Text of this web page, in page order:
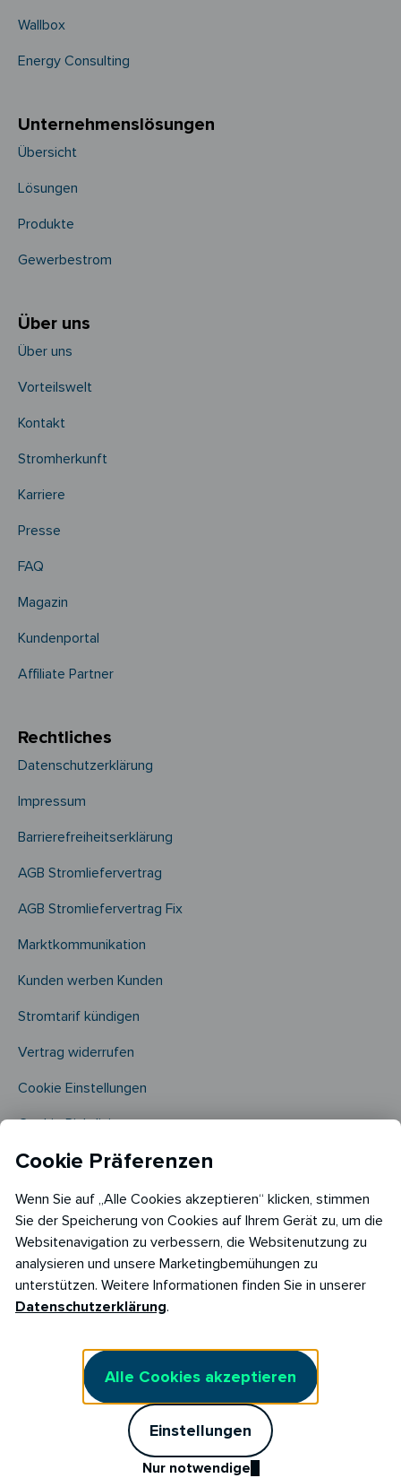
Wallbox
Energy Consulting
Unternehmens­­lösungen
Übersicht
Lösungen
Produkte
Gewerbestrom
Über uns
Über uns
Vorteilswelt
Kontakt
Stromherkunft
Karriere
Presse
FAQ
Magazin
Kundenportal
Affiliate Partner
Rechtliches
Datenschutzerklärung
Impressum
Barrierefreiheitserklärung
AGB Stromliefervertrag
AGB Stromliefervertrag Fix
Marktkommunikation
Kunden werben Kunden
Stromtarif kündigen
Vertrag widerrufen
Cookie Einstellungen
Cookie Richtlinie​
Copyright © 2026
RABOT Energy DE GmbH
Hopfenmarkt 33,
Cookie Präferenzen
Wenn Sie auf „Alle Cookies akzeptieren“ klicken, stimmen
Sie der Speicherung von Cookies auf Ihrem Gerät zu, um die
Websitenavigation zu verbessern, die Websitenutzung zu
analysieren und unsere Marketingbemühungen zu
unterstützen. Weitere Informationen finden Sie in unserer
Datenschutzerklärung.
Alle Cookies akzeptieren
Einstellungen
Nur notwendige